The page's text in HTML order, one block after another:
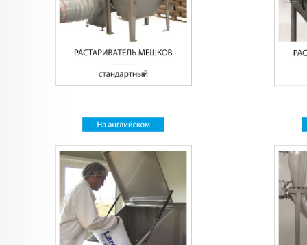
Na_angliyskom.jpg
RASTARIVATEL_MEShKOV_gigienichnyy.jpg